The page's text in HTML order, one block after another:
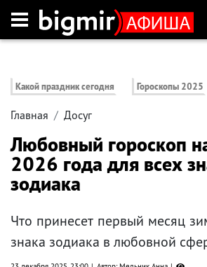
Какой праздник сегодня Гороскопы 2025
Главная Досуг
Любовный гороскоп
2026 года для всех
зодиака
Что принесет первый месяц
знака зодиака в любовной